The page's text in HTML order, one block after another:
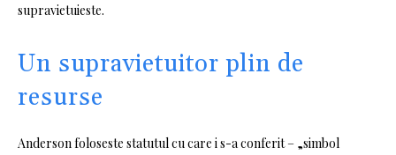
supravietuieste.
Un supravietuitor plin de
resurse
Anderson foloseste statutul cu care i s-a conferit – „simbol